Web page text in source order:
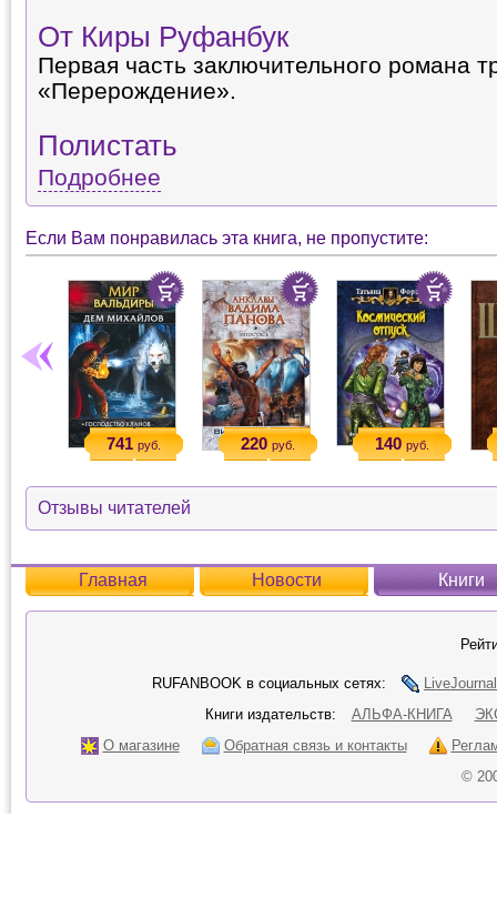
От Киры Руфанбук
Первая часть заключительного романа
«Перерождение».
Полистать
Подробнее
Если Вам понравилась эта книга, не пропустите:
741 руб. 220 руб. 140 руб.
Отзывы читателей
Главная Новости Книги
RUFANBOOK в социальных сетях:
LiveJournal
Книги издательств:
АЛЬФА-КНИГА
О магазине
Обратная связь и контакты
©